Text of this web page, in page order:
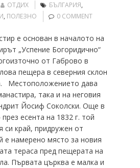
ОТДИХ БЪЛГАРИЯ,
, ПОЛЕЗНО 0 COMMENT
е основан в началото на
„Успение Богоридично“
от Габрово в
пещера в северния склон
Местоположението дава
така и на неговия
Йосиф Соколски. Още в
есента на 1832 г. той
си край, придружен от
е намерено място за новия
тераса пред пещерата на
Първата църква е малка и